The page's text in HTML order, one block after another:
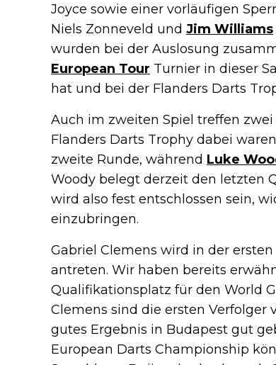
Joyce sowie einer vorläufigen
Niels Zonneveld und Jim Williams
wurden bei der Auslosung
European Tour Turnier in dieser
hat und bei der Flanders Darts
Auch im zweiten Spiel treffen
Flanders Darts Trophy dabei
zweite Runde, während Luke
Woody belegt derzeit den letzten
wird also fest entschlossen sein,
einzubringen.
Gabriel Clemens wird in der
antreten. Wir haben bereits
Qualifikationsplatz für den World
Clemens sind die ersten Verfolger
gutes Ergebnis in Budapest gut
European Darts Championship